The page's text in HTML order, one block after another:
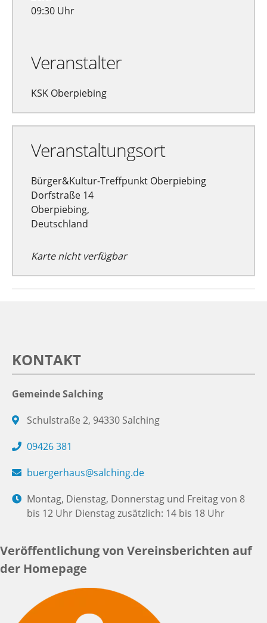
09:30 Uhr
Veranstalter
KSK Oberpiebing
Veranstaltungsort
Bürger&Kultur-Treffpunkt Oberpiebing
Dorfstraße 14
Oberpiebing,
Deutschland
Karte nicht verfügbar
KONTAKT
Gemeinde Salching
Schulstraße 2, 94330 Salching
09426 381
buergerhaus@salching.de
Montag, Dienstag, Donnerstag und Freitag von 8
bis 12 Uhr Dienstag zusätzlich: 14 bis 18 Uhr
Veröffentlichung von Vereinsberichten auf
der Homepage